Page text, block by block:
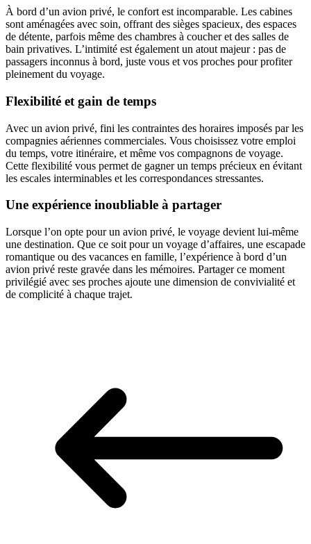
À bord d’un avion privé, le confort est incomparable. Les cabines
sont aménagées avec soin, offrant des sièges spacieux, des espaces
de détente, parfois même des chambres à coucher et des salles de
bain privatives. L’intimité est également un atout majeur : pas de
passagers inconnus à bord, juste vous et vos proches pour profiter
pleinement du voyage.
Flexibilité et gain de temps
Avec un avion privé, fini les contraintes des horaires imposés par les
compagnies aériennes commerciales. Vous choisissez votre emploi
du temps, votre itinéraire, et même vos compagnons de voyage.
Cette flexibilité vous permet de gagner un temps précieux en évitant
les escales interminables et les correspondances stressantes.
Une expérience inoubliable à partager
Lorsque l’on opte pour un avion privé, le voyage devient lui-même
une destination. Que ce soit pour un voyage d’affaires, une escapade
romantique ou des vacances en famille, l’expérience à bord d’un
avion privé reste gravée dans les mémoires. Partager ce moment
privilégié avec ses proches ajoute une dimension de convivialité et
de complicité à chaque trajet.